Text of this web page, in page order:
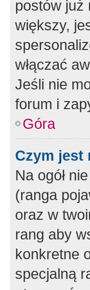
postów już
większy,
włączać
Jeśli nie
forum i
Góra
Czym jest
Na ogół
(ranga
oraz w
rang aby
konkretne
specjalną